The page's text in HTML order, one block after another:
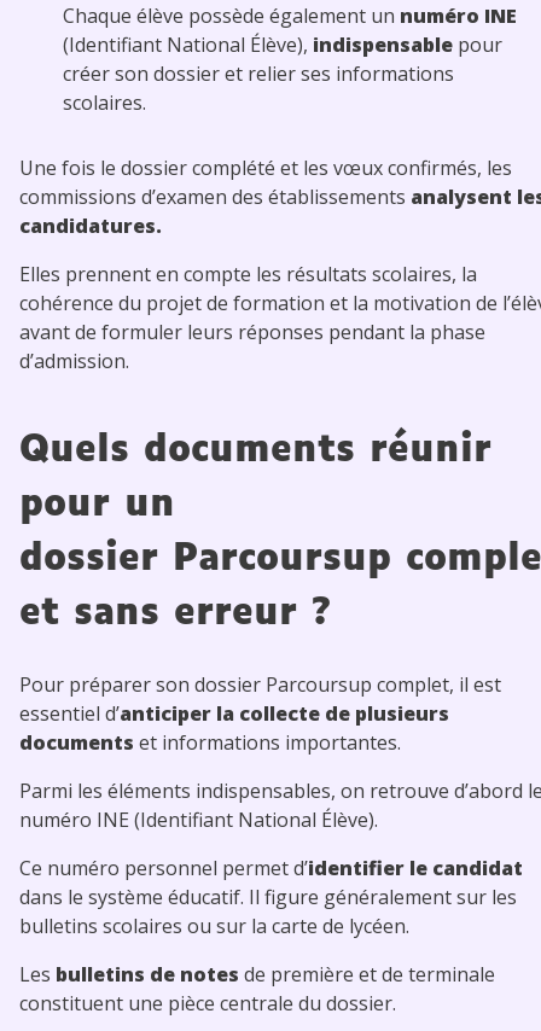
Chaque élève possède également un numéro INE
(Identifiant National Élève), indispensablepour
créer son dossier et relier ses informations
scolaires.
Une fois le dossier complété et les vœux confirmés, les
commissions d’examen des établissements analysent
candidatures.
Elles prennent en compte les résultats scolaires, la
cohérence du projet de formation et la motivation de
avant de formuler leurs réponses pendant la phase
d’admission.
Quels documents réunir
pour un
dossier Parcoursup
et sans erreur ?
Pour préparer son dossier Parcoursup complet, il est
essentiel d’anticiper la collecte de plusieurs
documents et informations importantes.
Parmi les éléments indispensables, on retrouve d’abord
numéro INE (Identifiant National Élève).
Ce numéro personnel permet d’identifier le candidat
dans le système éducatif. Il figure généralement sur les
bulletins scolaires ou sur la carte de lycéen.
Les bulletins de notes de première et de terminale
constituent une pièce centrale du dossier.